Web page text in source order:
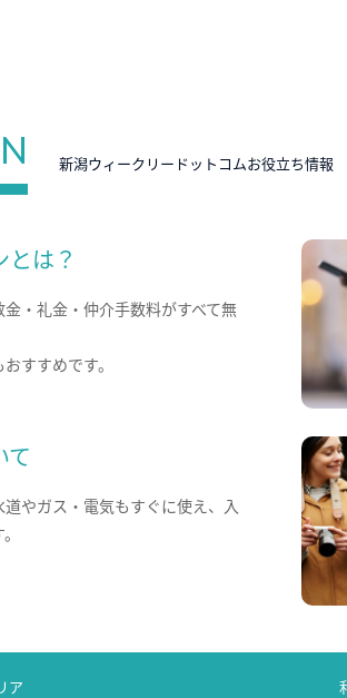
新潟ウィークリードットコムお役立ち情報
は？
・礼金・仲介手数料がすべて無
すすめです。
て
やガス・電気もすぐに使え、入
ア